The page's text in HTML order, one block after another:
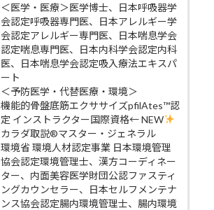
＜医学・医療＞医学博士、日本呼吸器学
会認定呼吸器専門医、日本アレルギー学
会認定アレルギー専門医、日本喘息学会
認定喘息専門医、日本内科学会認定内科
医、日本喘息学会認定吸入療法エキスパ
ート
＜予防医学・代替医療・環境＞
機能的骨盤底筋エクササイズpfilAtes™認
定 インストラクター国際資格← NEW
カラダ取説®マスター・ジェネラル
環境省 環境人材認定事業 日本環境管理
協会認定環境管理士、漢方コーディネー
ター、内面美容医学財団公認ファスティ
ングカウンセラー、日本セルフメンテナ
ンス協会認定腸内環境管理士、腸内環境